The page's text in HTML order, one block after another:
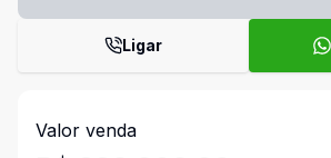
Ligar
Valor venda